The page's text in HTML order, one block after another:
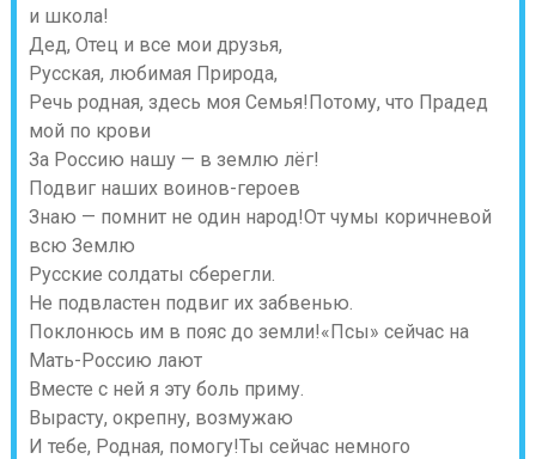
и школа!
Дед, Отец и все мои друзья,
Русская, любимая Природа,
Речь родная, здесь моя Семья!Потому, что Прадед
мой по крови
За Россию нашу — в землю лёг!
Подвиг наших воинов-героев
Знаю — помнит не один народ!От чумы коричневой
всю Землю
Русские солдаты сберегли.
Не подвластен подвиг их забвенью.
Поклонюсь им в пояс до земли!«Псы» сейчас на
Мать-Россию лают
Вместе с ней я эту боль приму.
Вырасту, окрепну, возмужаю
И тебе, Родная, помогу!Ты сейчас немного